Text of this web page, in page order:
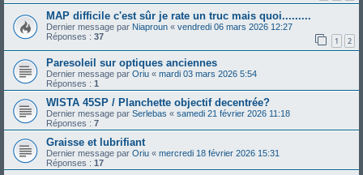
MAP difficile c'est sûr je rate un truc mais quoi.........
Dernier message par Niaproun « vendredi 06 mars 2026 12:27
Réponses : 37 1 2
Paresoleil sur optiques anciennes
Dernier message par Oriu « mardi 03 mars 2026 5:54
Réponses : 1
WISTA 45SP / Planchette objectif decentrée?
Dernier message par Serlebas « samedi 21 février 2026 11:18
Réponses : 7
Graisse et lubrifiant
Dernier message par Oriu « mercredi 18 février 2026 15:31
Réponses : 17